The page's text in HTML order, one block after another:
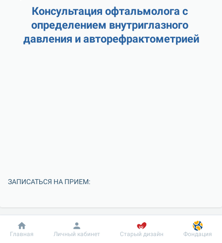
Консультация офтальмолога с
определением внутриглазного
давления и авторефрактометрией
ЗАПИСАТЬСЯ НА ПРИЕМ:
Добробут Информация Пациенту
Главная Личный кабинет Старый дизайн Фондация